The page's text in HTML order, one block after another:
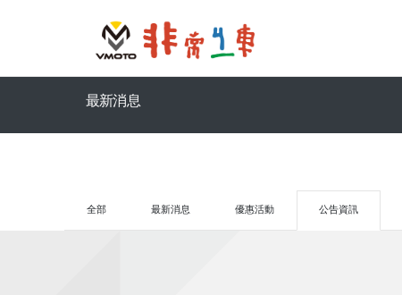
最新消息
全部 最新消息 優惠活動 公告資訊